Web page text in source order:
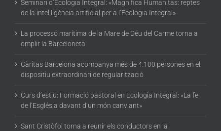
Seminari d’Ecologia Integral: «Magnifica Humanitas: reptes
de la intel·ligència artificial per a l’Ecologia Integral»
La processó marítima de la Mare de Déu del Carme torna a
omplir la Barceloneta
Càritas Barcelona acompanya més de 4.100 persones en el
dispositiu extraordinari de regularització
Curs d’estiu: Formació pastoral en Ecologia Integral: «La fe
de l’Església davant d’un món canviant»
Sant Cristòfol torna a reunir els conductors en la